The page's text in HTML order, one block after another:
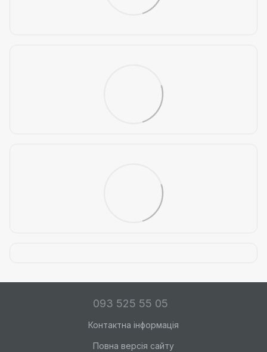
093 525 55 05
Контактна інформація
Повна версія сайту